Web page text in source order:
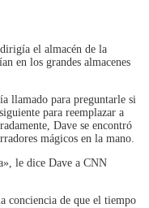
el almacén de la
en los grandes almacenes
llamado para preguntarle si
para reemplazar a
Dave se encontró
mágicos en la mano.
le dice Dave a CNN
conciencia de que el tiempo